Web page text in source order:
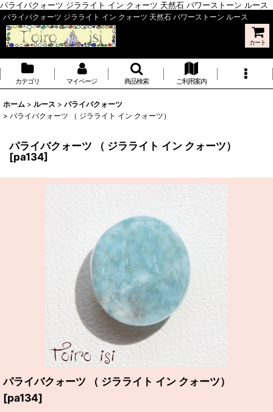
パライバクォーツ ジラライト イン クォーツ 天然石 パワーストーン ルース
パライバクォーツ ジラライト イン クォーツ 天然石 パワーストーン ルース
カート
カテゴリ マイページ 商品検索 ご利用案内
ホーム > ルース > パライバクォーツ
> パライバクォーツ （ ジラライト イン クォーツ）
パライバクォーツ （ ジラライト イン クォーツ）
[pa134]
パライバクォーツ （ ジラライト イン クォーツ）
[pa134]